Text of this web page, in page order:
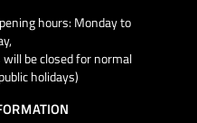
hours: Monday to
be closed for normal
holidays)